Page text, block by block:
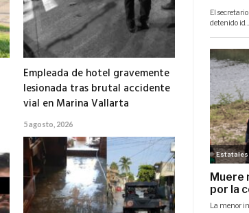
Empleada de hotel gravemente
lesionada tras brutal accidente
vial en Marina Vallarta
5 agosto, 2026